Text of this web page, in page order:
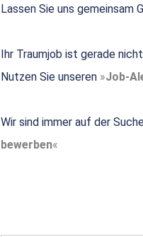
Lassen Sie uns gemeinsam
Ihr Traumjob ist gerade
Nutzen Sie unseren
Job-
Wir sind immer auf der
bewerben